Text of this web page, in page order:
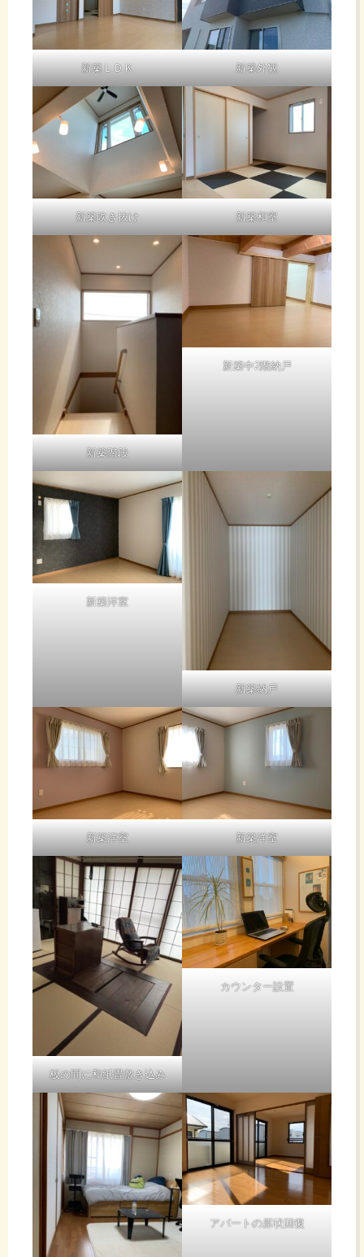
新築ＬＤＫ 新築外観
新築吹き抜け 新築和室
新築階段
新築中2階納戸
新築洋室
新築納戸
新築洋室 新築洋室
板の間に和紙畳敷き込み
カウンター設置
アパートの原状回復